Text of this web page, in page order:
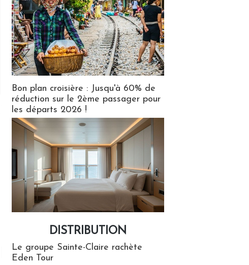
Bon plan croisière : Jusqu'à 60% de
réduction sur le 2ème passager pour
les départs 2026 !
DISTRIBUTION
Le groupe Sainte-Claire rachète
Eden Tour